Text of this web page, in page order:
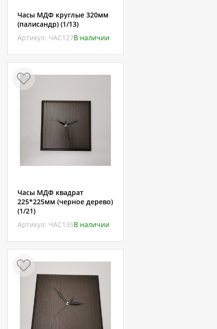
Часы МДФ круглые 320мм
(палисандр) (1/13)
Артикул: ЧАС127В наличии
Часы МДФ квадрат
225*225мм (черное дерево)
(1/21)
Артикул: ЧАС135В наличии